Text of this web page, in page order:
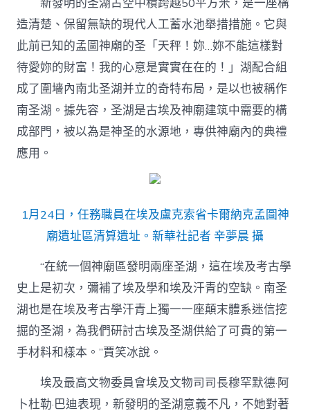
新發明的圣湖占空中積跨越50平方米，是一座構
造清楚、保留無缺的現代人工蓄水池舉措措施。它與
此前已知的孟圖神廟的圣「天秤！妳…妳不能這樣對
待愛妳的財富！我的心意是實實在在的！」湖配合組
成了圍墻內南北圣湖并立的奇特布局，是以也被稱作
南圣湖。據先容，圣湖是古埃及神廟建筑中需要的構
成部門，被以為是神圣的水源地，專供神廟內的典禮
應用。
1月24日，任務職員在埃及盧克索省卡爾納克孟圖神
廟遺址區清算遺址。新華社記者 辛夢晨 攝
“在統一個神廟區發明兩座圣湖，這在埃及考古學
史上是初次，彌補了埃及學和埃及汗青的空缺。南圣
湖也是在埃及考古學汗青上獨一一座顛末體系迷信挖
掘的圣湖，為我們研討古埃及圣湖供給了可貴的第一
手材料和樣本。”賈笑冰說。
埃及最高文物委員會埃及文物司司長穆罕默德·阿
卜杜勒·巴迪表現，新發明的圣湖意義不凡，不她對著